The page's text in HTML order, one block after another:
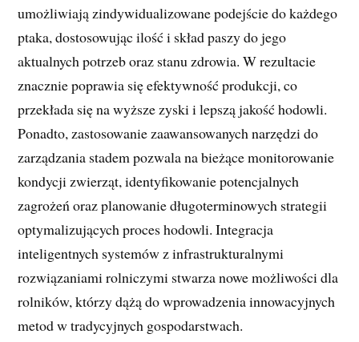
umożliwiają zindywidualizowane podejście do każdego
ptaka, dostosowując ilość i skład paszy do jego
aktualnych potrzeb oraz stanu zdrowia. W rezultacie
znacznie poprawia się efektywność produkcji, co
przekłada się na wyższe zyski i lepszą jakość hodowli.
Ponadto, zastosowanie zaawansowanych narzędzi do
zarządzania stadem pozwala na bieżące monitorowanie
kondycji zwierząt, identyfikowanie potencjalnych
zagrożeń oraz planowanie długoterminowych strategii
optymalizujących proces hodowli. Integracja
inteligentnych systemów z infrastrukturalnymi
rozwiązaniami rolniczymi stwarza nowe możliwości dla
rolników, którzy dążą do wprowadzenia innowacyjnych
metod w tradycyjnych gospodarstwach.